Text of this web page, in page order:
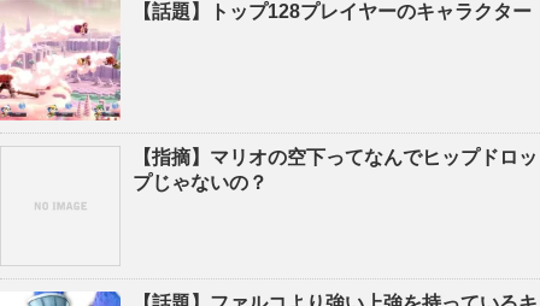
【話題】トップ128プレイヤーのキャラクター
【指摘】マリオの空下ってなんでヒップドロッ
プじゃないの？